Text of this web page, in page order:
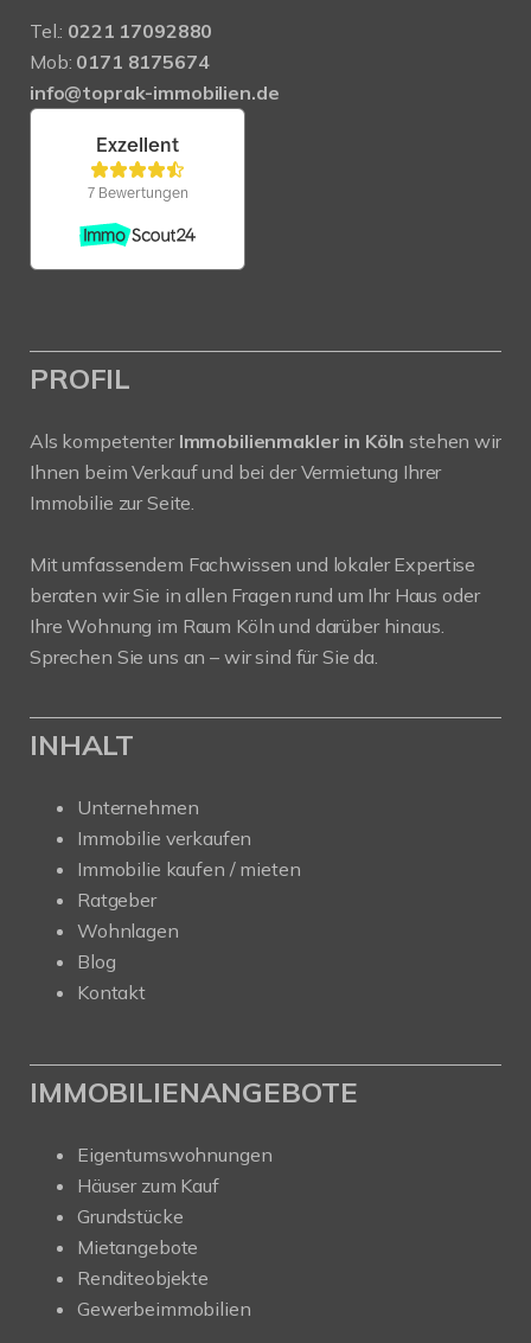
Tel.: 0221 17092880
Mob: 0171 8175674
info@toprak-immobilien.de
PROFIL
Als kompetenter Immobilienmakler in Köln stehen wir
Ihnen beim Verkauf und bei der Vermietung Ihrer
Immobilie zur Seite.
Mit umfassendem Fachwissen und lokaler Expertise
beraten wir Sie in allen Fragen rund um Ihr Haus oder
Ihre Wohnung im Raum Köln und darüber hinaus.
Sprechen Sie uns an – wir sind für Sie da.
INHALT
Unternehmen
Immobilie verkaufen
Immobilie kaufen / mieten
Ratgeber
Wohnlagen
Blog
Kontakt
IMMOBILIENANGEBOTE
Eigentumswohnungen
Häuser zum Kauf
Grundstücke
Mietangebote
Renditeobjekte
Gewerbeimmobilien